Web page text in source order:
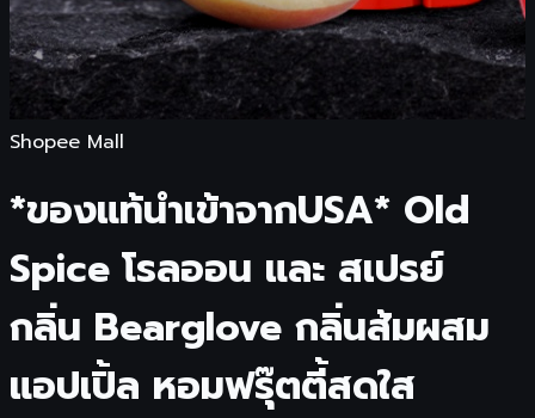
Shopee Mall
*ของแท้นำเข้าจากUSA* Old
Spice โรลออน และ สเปรย์
กลิ่น Bearglove กลิ่นส้มผสม
แอปเปิ้ล หอมฟรุ๊ตตี้สดใส